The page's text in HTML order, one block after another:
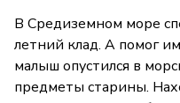
В Средиземном море
летний клад. А помог
малыш опустился в
предметы старины.